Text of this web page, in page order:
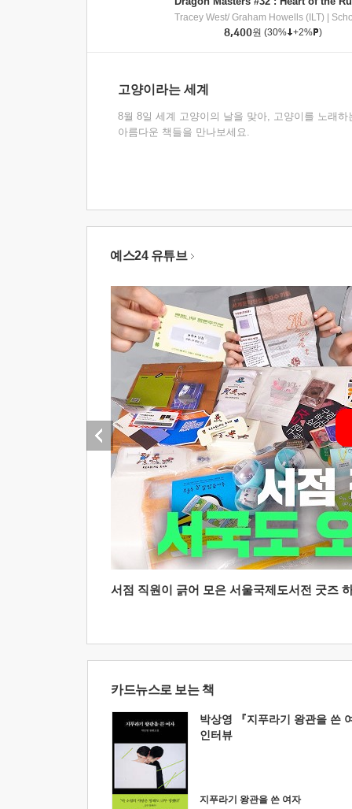
Tracey West/ Graham Howells (ILT)
8,400원 (30% +2% )
고양이라는 세계
8월 8일 세계 고양이의 날을 맞아, 고양이를 노래하
아름다운 책들을 만나보세요.
예스24 유튜브
서점 직원이 긁어 모은 서울국제도서전 굿즈
카드뉴스로 보는 책
박상영 『지푸라기 왕관을 쓴
인터뷰
지푸라기 왕관을 쓴 여자